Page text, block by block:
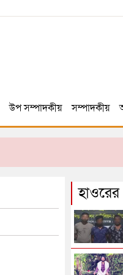
উপ সম্পাদকীয় সম্পাদকীয়